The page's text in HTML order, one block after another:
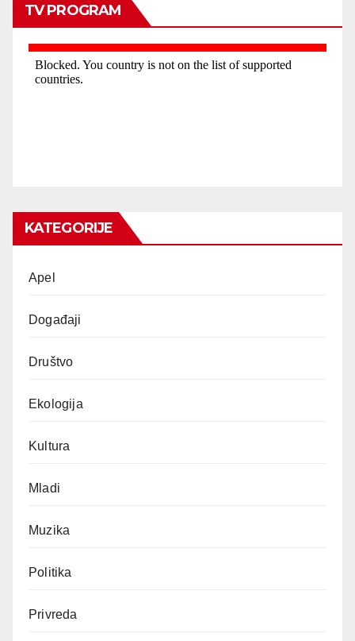
TV PROGRAM
KATEGORIJE
Apel
Događaji
Društvo
Ekologija
Kultura
Mladi
Muzika
Politika
Privreda